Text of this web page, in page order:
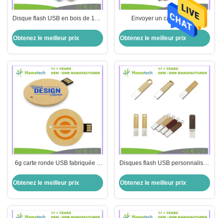
Disque flash USB en bois de 10 g
et conception écologique
Obtenez le meilleur prix
Envoyer un cadeau avec
l'impression pour la promotion
Une puce de classe
Obtenez le meilleur prix
6g carte ronde USB fabriquée à
compatibilité Windows/Mac
Obtenez le meilleur prix
Disques flash USB personnalisés
Compatible avec Windows Mac
Obtenez le meilleur prix